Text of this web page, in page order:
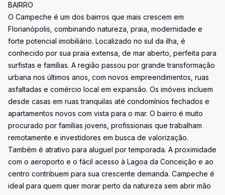
BAIRRO
O Campeche é um dos bairros que mais crescem em
Florianópolis, combinando natureza, praia, modernidade e
forte potencial imobiliário. Localizado no sul da ilha, é
conhecido por sua praia extensa, de mar aberto, perfeita para
surfistas e famílias. A região passou por grande transformação
urbana nos últimos anos, com novos empreendimentos, ruas
asfaltadas e comércio local em expansão. Os imóveis incluem
desde casas em ruas tranquilas até condomínios fechados e
apartamentos novos com vista para o mar. O bairro é muito
procurado por famílias jovens, profissionais que trabalham
remotamente e investidores em busca de valorização.
Também é atrativo para aluguel por temporada. A proximidade
com o aeroporto e o fácil acesso à Lagoa da Conceição e ao
centro contribuem para sua crescente demanda. Campeche é
ideal para quem quer morar perto da natureza sem abrir mão